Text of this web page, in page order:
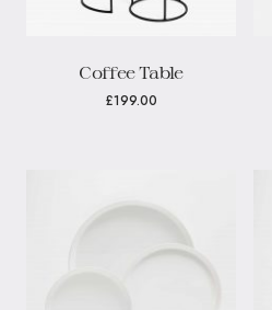
Coffee Table
£199.00